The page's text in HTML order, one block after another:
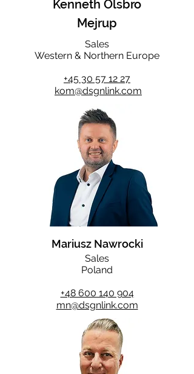
Kenneth Olsbro
Mejrup
Sales
Western & Northern Europe
+45 30 57 12 27
kom@dsgnlink.com
Mariusz Nawrocki
Sales
Poland
+48 600 140 904
mn@dsgnlink.com